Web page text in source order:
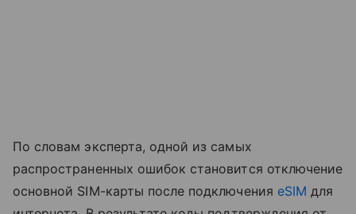
По словам эксперта, одной из самых
распространенных ошибок становится отключение
основной SIM-карты после подключения eSIM для